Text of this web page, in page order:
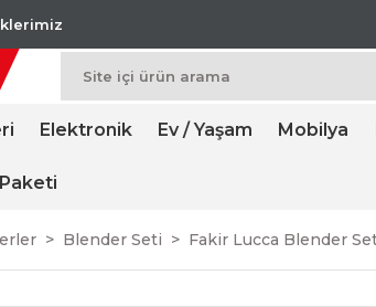
Elektronik Ev / Yaşam Mobilya
Blender Seti Fakir Lucca Blender